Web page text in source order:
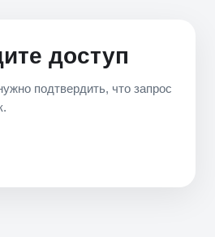
доступ
подтвердить, что запрос